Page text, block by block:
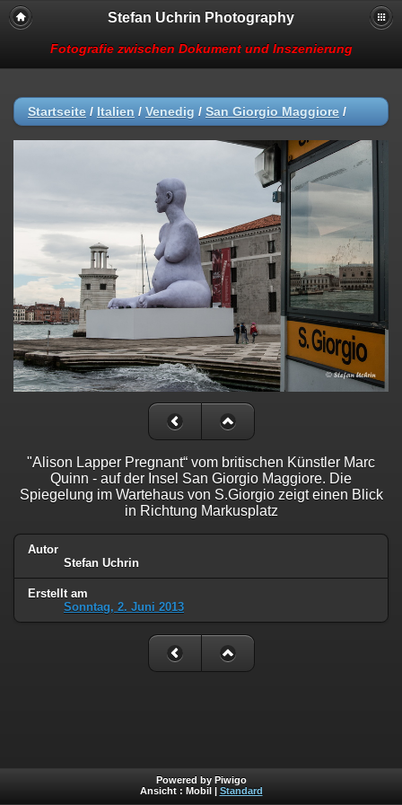
Stefan Uchrin Photography
Fotografie zwischen Dokument und Inszenierung
Startseite / Italien / Venedig / San Giorgio Maggiore /
"Alison Lapper Pregnant“ vom britischen Künstler Marc
Quinn - auf der Insel San Giorgio Maggiore. Die
Spiegelung im Wartehaus von S.Giorgio zeigt einen Blick
in Richtung Markusplatz
Autor
Stefan Uchrin
Erstellt am
Sonntag, 2. Juni 2013
Powered by Piwigo
Ansicht : Mobil Standard